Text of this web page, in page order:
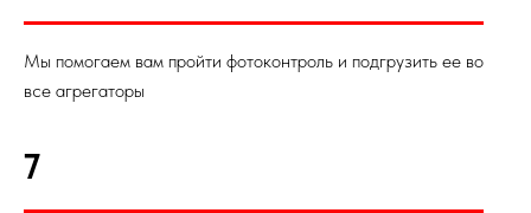
Мы помогаем вам пройти фотоконтроль и подгрузить ее во
все агрегаторы
7